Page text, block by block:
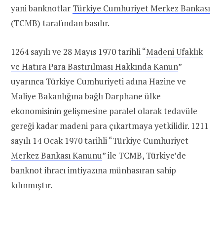
yani banknotlar Türkiye Cumhuriyet Merkez Bankası
(TCMB) tarafından basılır.
1264 sayılı ve 28 Mayıs 1970 tarihli “Madeni Ufaklık
ve Hatıra Para Bastırılması Hakkında Kanun”
uyarınca Türkiye Cumhuriyeti adına Hazine ve
Maliye Bakanlığına bağlı Darphane ülke
ekonomisinin gelişmesine paralel olarak tedavüle
gereği kadar madeni para çıkartmaya yetkilidir. 1211
sayılı 14 Ocak 1970 tarihli “Türkiye Cumhuriyet
Merkez Bankası Kanunu” ile TCMB, Türkiye’de
banknot ihracı imtiyazına münhasıran sahip
kılınmıştır.